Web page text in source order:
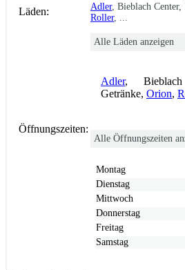
Läden: Adler, Bieblach Center,
Roller, ...
Alle Läden anzeigen
Adler,
Getränke, Orion,
Öffnungszeiten:
Alle Öffnungszeiten
Montag
Dienstag
Mittwoch
Donnerstag
Freitag
Samstag